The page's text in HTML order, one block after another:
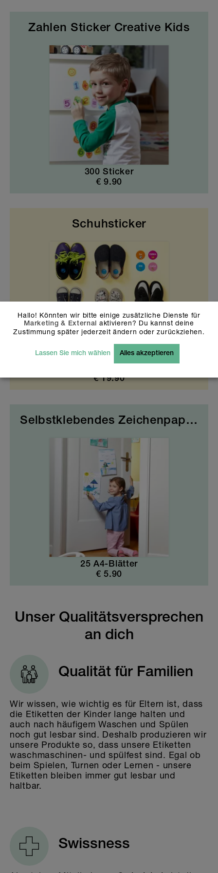
Zahlen Sticker Creative Kids
300 Sticker
€ 9.90
Schuhsticker
€19.90
Selbstklebendes Zeichenpapier Creative Kids
25 A4-Blätter
€ 5.90
Unser Qualitätsversprechen
an dich
Qualität für Familien
Wir wissen, wie wichtig es für Eltern ist, dass
die Etiketten der Kinder lange halten und
auch nach häufigem Waschen und Spülen
noch gut lesbar sind. Deshalb produzieren wir
unsere Produkte so, dass unsere Etiketten
waschmaschinen- und spülfest sind. Egal ob
beim Spielen, Turnen oder Lernen - unsere
Etiketten bleiben immer gut lesbar und
haltbar.
Swissness
Hallo! Könnten wir bitte einige zusätzliche Dienste für
Marketing & External aktivieren? Du kannst deine
Zustimmung später jederzeit ändern oder zurückziehen.
Lassen Sie mich wählen Alles akzeptieren